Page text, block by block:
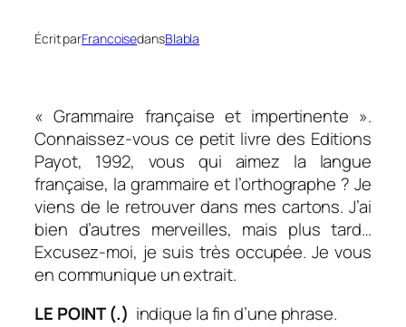
Écrit parFrancoisedansBlabla
« Grammaire française et impertinente ».
Connaissez-vous ce petit livre des Editions
Payot, 1992, vous qui aimez la langue
française, la grammaire et l’orthographe ? Je
viens de le retrouver dans mes cartons. J’ai
bien d’autres merveilles, mais plus tard…
Excusez-moi, je suis très occupée. Je vous
en communique un extrait.
LE POINT (.) indique la fin d’une phrase.